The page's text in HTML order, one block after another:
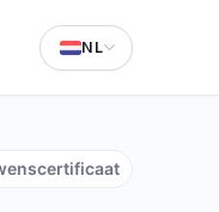
NL